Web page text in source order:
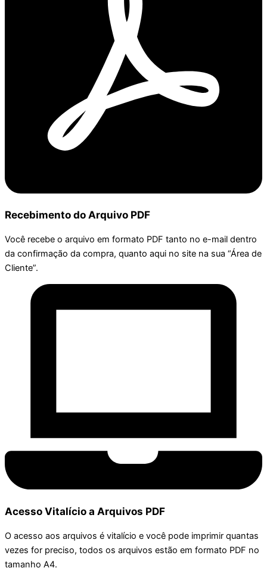
Recebimento do Arquivo PDF
Você recebe o arquivo em formato PDF tanto no e-mail dentro
da confirmação da compra, quanto aqui no site na sua “Área de
Cliente”.
Acesso Vitalício a Arquivos PDF
O acesso aos arquivos é vitalício e você pode imprimir quantas
vezes for preciso, todos os arquivos estão em formato PDF no
tamanho A4.